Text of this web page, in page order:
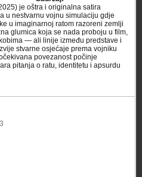
je oštra i originalna satira
u nestvarnu vojnu simulaciju gdje
u imaginarnoj ratom razoreni zemlji
glumica koja se nada proboju u film,
— ali linije između predstave i
stvarne osjećaje prema vojniku
povezanost počinje
pitanja o ratu, identitetu i apsurdu